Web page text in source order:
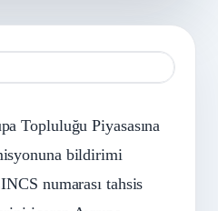
Topluluğu Piyasasına
bildirimi
numarası tahsis